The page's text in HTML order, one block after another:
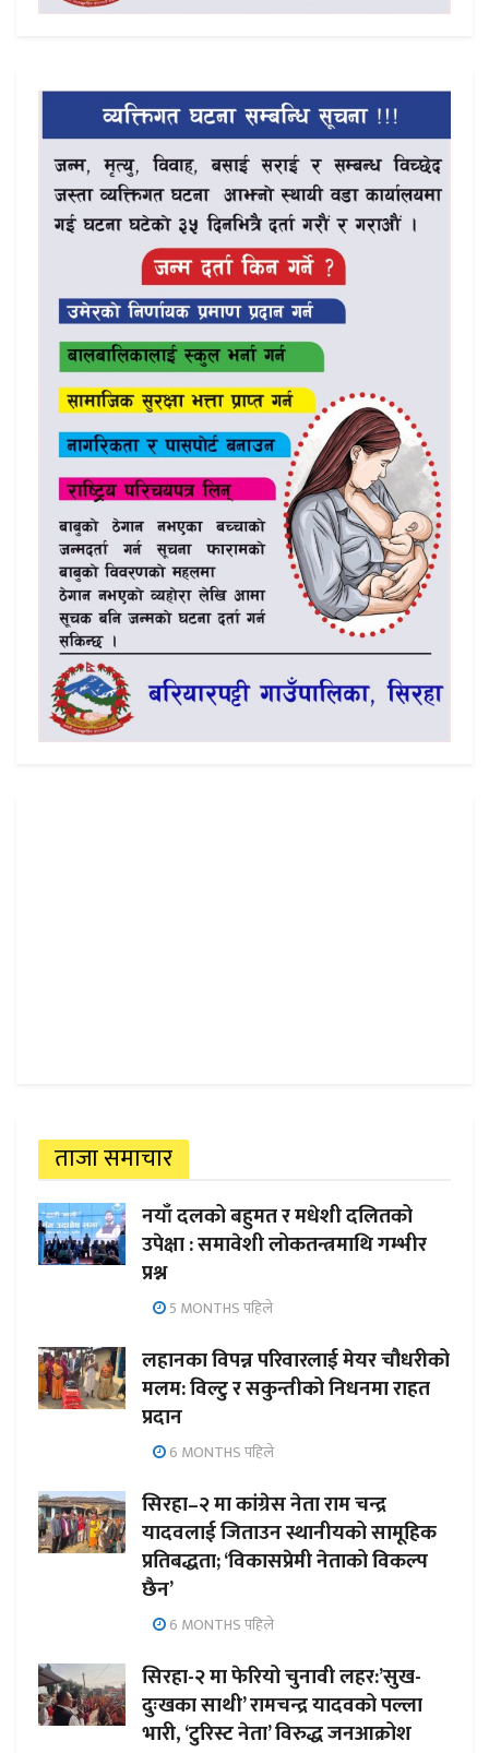
ताजा समाचार
नयाँ दलको बहुमत र मधेशी दलितको
उपेक्षा : समावेशी लोकतन्त्रमाथि गम्भीर
प्रश्न
5 MONTHS पहिले
लहानका विपन्न परिवारलाई मेयर चौधरीको
मलम: विल्टु र सकुन्तीको निधनमा राहत
प्रदान
6 MONTHS पहिले
सिरहा–२ मा कांग्रेस नेता राम चन्द्र
यादवलाई जिताउन स्थानीयको सामूहिक
प्रतिबद्धता; ‘विकासप्रेमी नेताको विकल्प
छैन’
6 MONTHS पहिले
सिरहा-२ मा फेरियो चुनावी लहर:’सुख-
दुःखका साथी’ रामचन्द्र यादवको पल्ला
भारी, ‘टुरिस्ट नेता’ विरुद्ध जनआक्रोश